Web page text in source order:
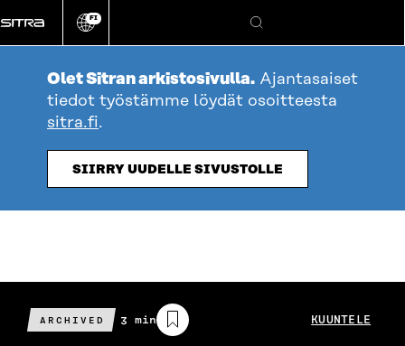
suoraan
sisältöön
Vaihda
kieli
FI
Hae
Olet Sitran arkistosivulla. Ajantasaiset
tiedot työstämme löydät osoitteesta
sitra.fi.
SIIRRY UUDELLE SIVUSTOLLE
ARCHIVED
Arvioitu
lukuaika
3 min KUUNTELE